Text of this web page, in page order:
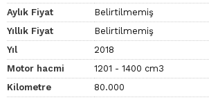
Aylık Fiyat
Belirtilmemiş
Yıllık Fiyat
Belirtilmemiş
Yıl
2018
Motor hacmi
1201 - 1400 cm3
Kilometre
80.000